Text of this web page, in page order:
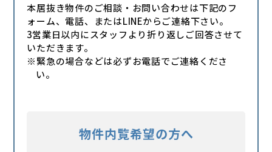
本居抜き物件のご相談・お問い合わせは下記のフ
ォーム、電話、またはLINEからご連絡下さい。
3営業日以内にスタッフより折り返しご回答させて
いただきます。
※緊急の場合などは必ずお電話でご連絡くださ
い。
物件内覧希望の方へ